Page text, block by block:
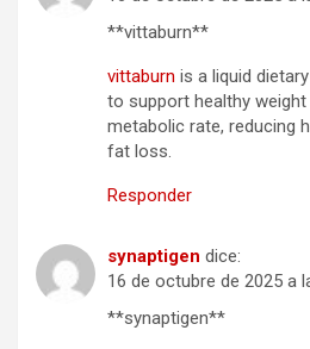
** vittaburn**
vittaburn is a liquid
to support healthy
metabolic rate, reducing
fat loss.
Responder
synaptigen dice:
16 de octubre de 2025 a
** synaptigen**